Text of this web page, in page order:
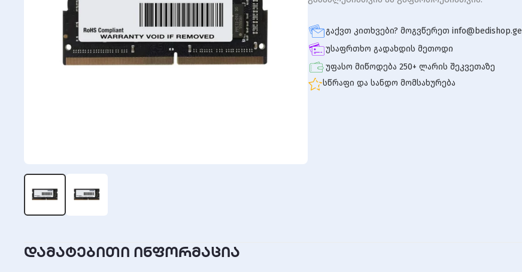
გაქვთ კითხვები? მოგვწერეთ info@bedishop.ge
უსაფრთხო გადახდის მეთოდი
უფასო მიწოდება 250+ ლარის შეკვეთაზე
სწრაფი და სანდო მომსახურება
დამატებითი ინფორმაცია